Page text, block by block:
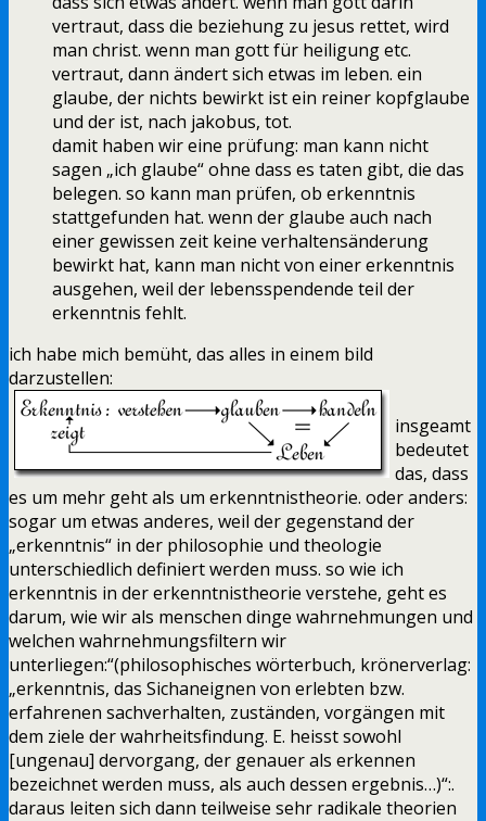
vertraut, dass die beziehung zu jesus rettet, wird
man christ. wenn man gott für heiligung etc.
vertraut, dann ändert sich etwas im leben. ein
glaube, der nichts bewirkt ist ein reiner kopfglaube
und der ist, nach jakobus, tot.
damit haben wir eine prüfung: man kann nicht
sagen „ich glaube“ ohne dass es taten gibt, die das
belegen. so kann man prüfen, ob erkenntnis
stattgefunden hat. wenn der glaube auch nach
einer gewissen zeit keine verhaltensänderung
bewirkt hat, kann man nicht von einer erkenntnis
ausgehen, weil der lebensspendende teil der
erkenntnis fehlt.
ich habe mich bemüht, das alles in einem bild
darzustellen:
insgeamt
bedeutet
das, dass
es um mehr geht als um erkenntnistheorie. oder anders:
sogar um etwas anderes, weil der gegenstand der
„erkenntnis“ in der philosophie und theologie
unterschiedlich definiert werden muss. so wie ich
erkenntnis in der erkenntnistheorie verstehe, geht es
darum, wie wir als menschen dinge wahrnehmungen und
welchen wahrnehmungsfiltern wir
unterliegen:“(philosophisches wörterbuch, krönerverlag:
„erkenntnis, das Sichaneignen von erlebten bzw.
erfahrenen sachverhalten, zuständen, vorgängen mit
dem ziele der wahrheitsfindung. E. heisst sowohl
[ungenau] dervorgang, der genauer als erkennen
bezeichnet werden muss, als auch dessen ergebnis…)“:.
daraus leiten sich dann teilweise sehr radikale theorien